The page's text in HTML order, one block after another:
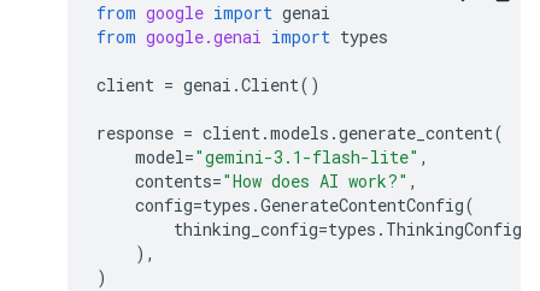
from google import genai
from google.genai import types
client = genai .Client()
response = client.models .generate_content(
model="gemini-3.1-flash-lite" ,
contents="How does AI work?" ,
config=types .GenerateContentConfig(
thinking_config=types . ThinkingConfig
),
)